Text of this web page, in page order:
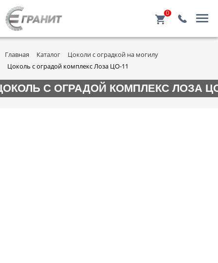
0
Главная Каталог
Цоколи с оградкой на могилу
Цоколь с оградой комплекс Лоза ЦО-11
С ОГРАДОЙ КОМПЛЕКС ЛОЗА